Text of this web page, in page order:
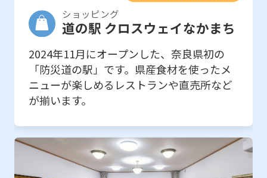
ショッピング
道の駅 クロスウェイなかまち
2024年11月にオープンした、奈良県初の
「防災道の駅」です。県産食材を使ったメ
ニューが楽しめるレストランや直売所など
が揃います。